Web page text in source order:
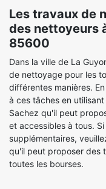
Les travaux de
des nettoyeurs
85600
Dans la ville de La
de nettoyage pour les
différentes manières.
à ces tâches en
Sachez qu'il peut
et accessibles à tous.
supplémentaires,
qu'il peut proposer des
toutes les bourses.